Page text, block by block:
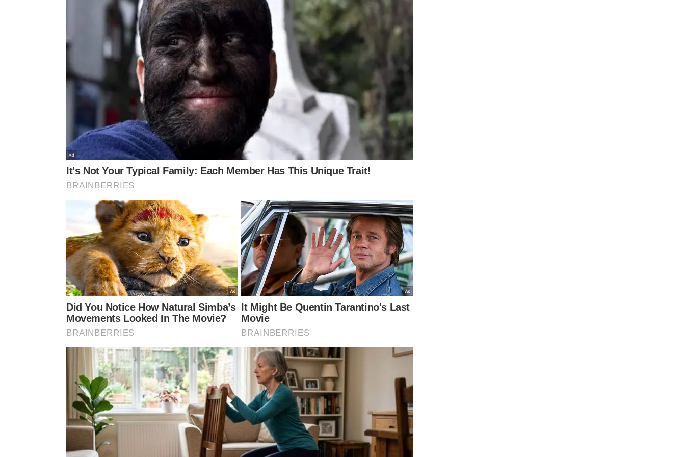
Para aprofundar seu conhecimento sobre o dilema das escolhas modernas, assista à análise detalhada
disponível no
canal Martelo Niilista do YouTube , que explora a obra do autor dinamarquês em detalhes:
Como superamos o travamento diante de tantas opções?
O segredo para vencer o bloqueio mental reside em aceitar que nenhuma decisão é totalmente perfeita ou